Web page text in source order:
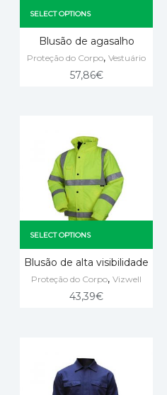
SELECT OPTIONS
Blusão de agasalho
Proteção do Corpo,Vestuário
57,86€
SELECT OPTIONS
Blusão de alta visibilidade
Proteção do Corpo,Vizwell
43,39€